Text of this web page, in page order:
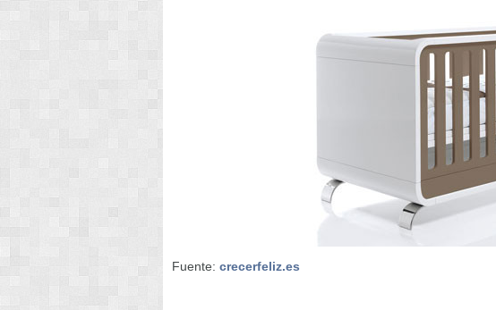
Fuente: crecerfeliz.es